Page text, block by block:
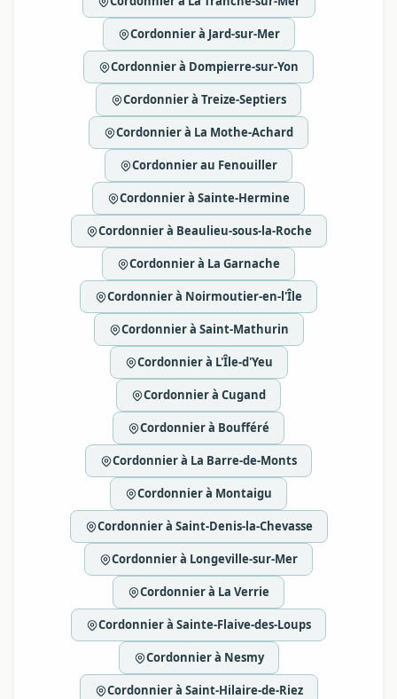
Cordonnier à Jard-sur-Mer
Cordonnier à Dompierre-sur-Yon
Cordonnier à Treize-Septiers
Cordonnier à La Mothe-Achard
Cordonnier au Fenouiller
Cordonnier à Sainte-Hermine
Cordonnier à Beaulieu-sous-la-Roche
Cordonnier à La Garnache
Cordonnier à Noirmoutier-en-l'Île
Cordonnier à Saint-Mathurin
Cordonnier à L'Île-d'Yeu
Cordonnier à Cugand
Cordonnier à Boufféré
Cordonnier à La Barre-de-Monts
Cordonnier à Montaigu
Cordonnier à Saint-Denis-la-Chevasse
Cordonnier à Longeville-sur-Mer
Cordonnier à La Verrie
Cordonnier à Sainte-Flaive-des-Loups
Cordonnier à Nesmy
Cordonnier à Saint-Hilaire-de-Riez